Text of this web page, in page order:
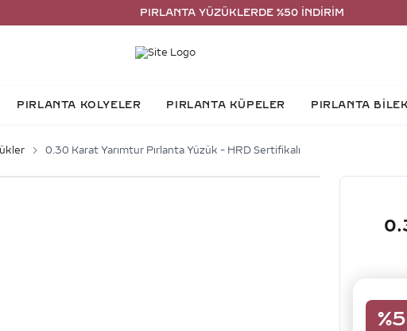
PIRLANTA YÜZÜKLERDE %50 İNDİRİM
PIRLANTA KOLYELER PIRLANTA KÜPELER PIRLANTA
0.30 Karat Yarımtur Pırlanta Yüzük - HRD Sertifikalı
%